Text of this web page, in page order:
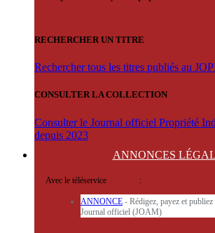
RECHERCHER UN TITRE
Rechercher tous les titres publiés au
CONSULTER LA COLLECTION
Consulter le Journal officiel Propriété
depuis 2023
ANNONCES
Avec le téléservice :
ANNONCE - Rédigez, payez et publiez
Journal officiel (JOAM)